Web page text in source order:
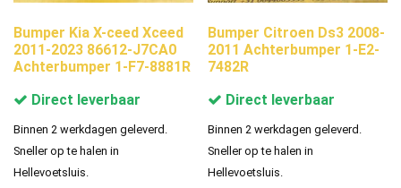
Bumper Kia X-ceed Xceed
2011-2023 86612-J7CA0
Achterbumper 1-F7-8881R
Direct leverbaar
Binnen 2 werkdagen geleverd.
Sneller op te halen in
Hellevoetsluis.
Bumper Citroen Ds3 2008-
2011 Achterbumper 1-E2-
7482R
Direct leverbaar
Binnen 2 werkdagen geleverd.
Sneller op te halen in
Hellevoetsluis.